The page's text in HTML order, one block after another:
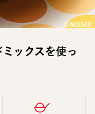
ックスを使っ